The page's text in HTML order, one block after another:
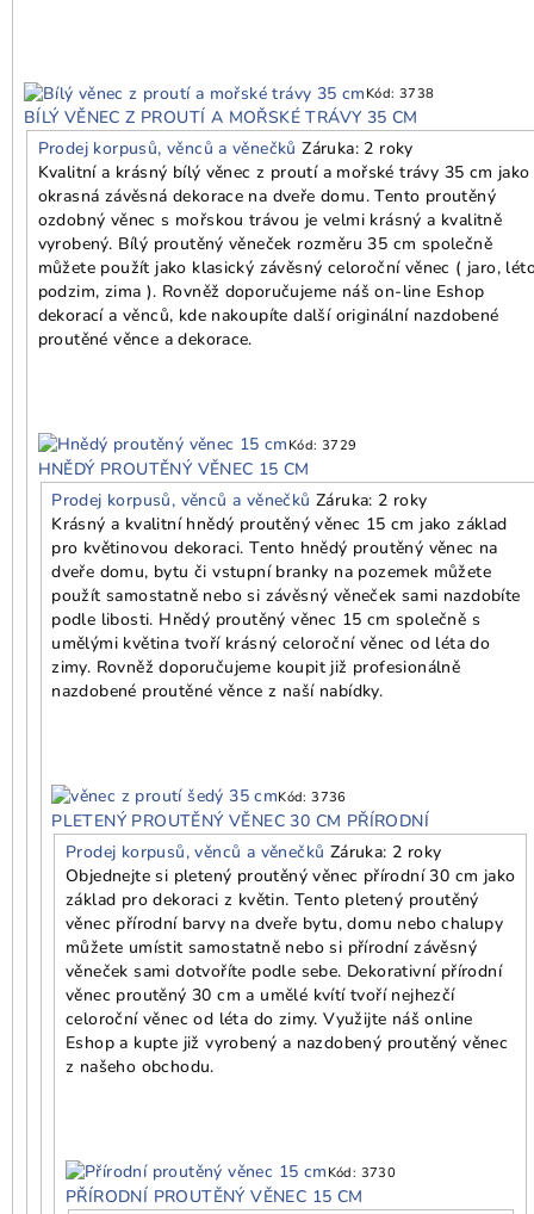
Kód: 3738
BÍLÝ VĚNEC Z PROUTÍ A MOŘSKÉ TRÁVY 35 CM
Prodej korpusů, věnců a věnečkůZáruka: 2 roky
Kvalitní a krásný bílý věnec z proutí a mořské trávy 35 cm jako
okrasná závěsná dekorace na dveře domu. Tento proutěný
ozdobný věnec s mořskou trávou je velmi krásný a kvalitně
vyrobený. Bílý proutěný věneček rozměru 35 cm společně
můžete použít jako klasický závěsný celoroční věnec ( jaro,
podzim, zima ). Rovněž doporučujeme náš on-line Eshop
dekorací a věnců, kde nakoupíte další originální nazdobené
proutěné věnce a dekorace.
Kód: 3729
HNĚDÝ PROUTĚNÝ VĚNEC 15 CM
Prodej korpusů, věnců a věnečkůZáruka: 2 roky
Krásný a kvalitní hnědý proutěný věnec 15 cm jako základ
pro květinovou dekoraci. Tento hnědý proutěný věnec na
dveře domu, bytu či vstupní branky na pozemek můžete
použít samostatně nebo si závěsný věneček sami nazdobíte
podle libosti. Hnědý proutěný věnec 15 cm společně s
umělými květina tvoří krásný celoroční věnec od léta do
zimy. Rovněž doporučujeme koupit již profesionálně
nazdobené proutěné věnce z naší nabídky.
Kód: 3736
PLETENÝ PROUTĚNÝ VĚNEC 30 CM PŘÍRODNÍ
Prodej korpusů, věnců a věnečků Záruka: 2 roky
Objednejte si pletený proutěný věnec přírodní 30 cm jako
základ pro dekoraci z květin. Tento pletený proutěný
věnec přírodní barvy na dveře bytu, domu nebo chalupy
můžete umístit samostatně nebo si přírodní závěsný
věneček sami dotvoříte podle sebe. Dekorativní přírodní
věnec proutěný 30 cm a umělé kvítí tvoří nejhezčí
celoroční věnec od léta do zimy. Využijte náš online
Eshop a kupte již vyrobený a nazdobený proutěný věnec
z našeho obchodu.
Kód: 3730
PŘÍRODNÍ PROUTĚNÝ VĚNEC 15 CM